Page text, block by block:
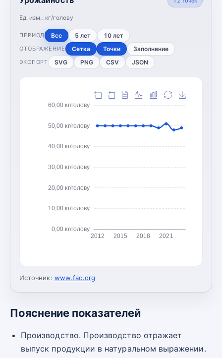
Ед. изм.: кг/голову
ПЕРИОД Все 5 лет 10 лет
ОТОБРАЖЕНИЕ Сетка Точки Заполнение
ЭКСПОРТ SVG PNG CSV JSON
0,00 кг/голову
10,00 кг/голову
20,00 кг/голову
30,00 кг/голову
40,00 кг/голову
50,00 кг/голову
60,00 кг/голову
2012 2015 2018 2021
Источник: www.fao.org
Пояснение показателей
Производство. Производство отражает
выпуск продукции в натуральном выражении.